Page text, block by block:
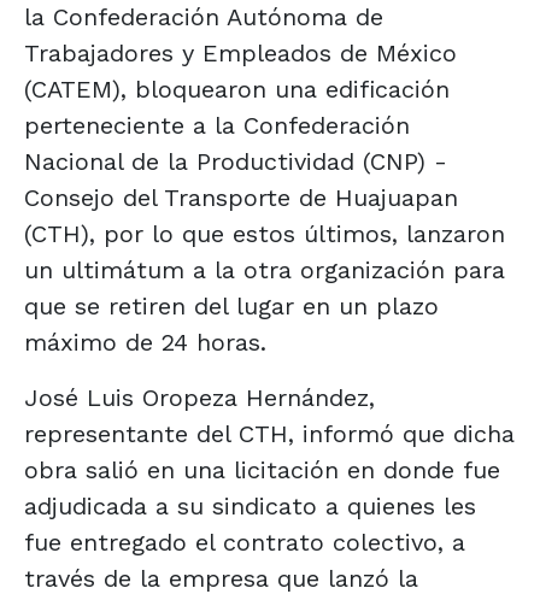
la Confederación Autónoma de
Trabajadores y Empleados de México
(CATEM), bloquearon una edificación
perteneciente a la Confederación
Nacional de la Productividad (CNP) -
Consejo del Transporte de Huajuapan
(CTH), por lo que estos últimos, lanzaron
un ultimátum a la otra organización para
que se retiren del lugar en un plazo
máximo de 24 horas.
José Luis Oropeza Hernández,
representante del CTH, informó que dicha
obra salió en una licitación en donde fue
adjudicada a su sindicato a quienes les
fue entregado el contrato colectivo, a
través de la empresa que lanzó la